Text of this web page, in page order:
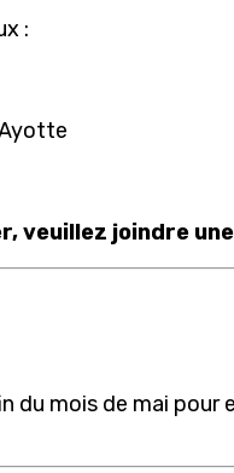
:
veuillez joindre
du mois de mai